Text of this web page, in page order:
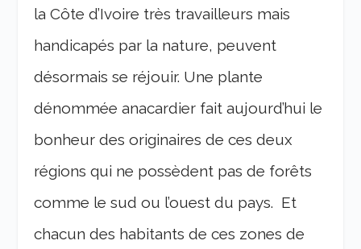
la Côte d’Ivoire très travailleurs mais
handicapés par la nature, peuvent
désormais se réjouir. Une plante
dénommée anacardier fait aujourd’hui le
bonheur des originaires de ces deux
régions qui ne possèdent pas de forêts
comme le sud ou l’ouest du pays. Et
chacun des habitants de ces zones de